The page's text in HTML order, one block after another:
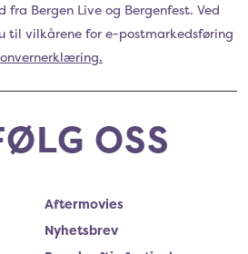
Bergen Live og Bergenfest. Ved
til vilkårene for e-postmarkedsføring
OSS
Aftermovies
Nyhetsbrev